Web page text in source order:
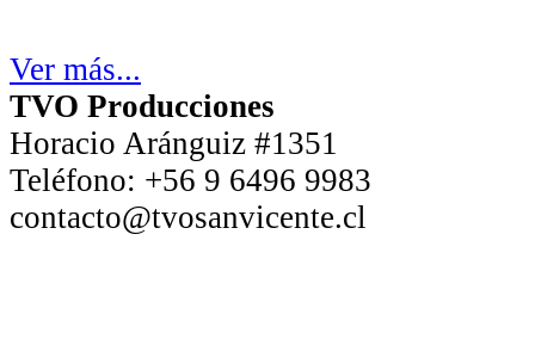
Ver más...
TVO Producciones
Horacio Aránguiz #1351
Teléfono: +56 9 6496 9983
contacto@tvosanvicente.cl